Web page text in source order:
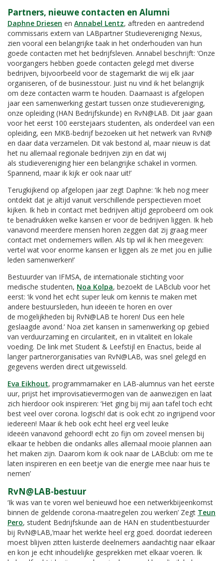
Partners, nieuwe contacten en Alumni
Daphne Driesen en Annabel Lentz, aftreden en aantredend
commissaris extern van LABpartner Studievereniging Nexus,
zien vooral een belangrijke taak in het onderhouden van hun
goede contacten met het bedrijfsleven. Annabel beschrijft: ‘Onze
voorgangers hebben goede contacten gelegd met diverse
bedrijven, bijvoorbeeld voor de stagemarkt die wij elk jaar
organiseren, of de businesstour. Juist nu vind ik het belangrijk
om deze contacten warm te houden. Daarnaast is afgelopen
jaar een samenwerking gestart tussen onze studievereniging,
onze opleiding (HAN Bedrijfskunde) en RvN@LAB. Dit jaar gaan
voor het eerst 100 eerstejaars studenten, als onderdeel van een
opleiding, een MKB-bedrijf bezoeken uit het netwerk van RvN@
en daar data verzamelen. Dit vak bestond al, maar nieuw is dat
het nu allemaal regionale bedrijven zijn en dat wij
als studievereniging hier een belangrijke schakel in vormen.
Spannend, maar ik kijk er ook naar uit!’
Terugkijkend op afgelopen jaar zegt Daphne: ‘Ik heb nog meer
ontdekt dat je altijd vanuit verschillende perspectieven moet
kijken. Ik heb in contact met bedrijven altijd geprobeerd om ook
te benadrukken welke kansen er voor de bedrijven liggen. Ik heb
vanavond meerdere mensen horen zeggen dat zij graag meer
contact met ondernemers willen. Als tip wil ik hen meegeven:
vertel wat voor enorme kansen er liggen als ze met jou en jullie
leden samenwerken!’
Bestuurder van IFMSA, de internationale stichting voor
medische studenten, Noa Kolpa, bezoekt de LABclub voor het
eerst: ‘ik vond het echt super leuk om kennis te maken met
andere bestuursleden, hun ideeën te horen en over
de mogelijkheden bij RvN@LAB te horen! Dus een hele
geslaagde avond.’ Noa ziet kansen in samenwerking op gebied
van verduurzaming en circulariteit, en in vitaliteit en lokale
voeding. De link met Student & Leefstijl en Enactus, beide al
langer partnerorganisaties van RvN@LAB, was snel gelegd en
gegevens werden direct uitgewisseld.
Eva Eikhout, programmamaker en LAB-alumnus van het eerste
uur, prijst het improvisatievermogen van de aanwezigen en laat
zich hierdoor ook inspireren: ‘Het ging bij mij aan tafel toch echt
best veel over corona. logisch! dat is ook echt zo ingrijpend voor
iedereen! Maar ik heb ook echt heel erg veel leuke
ideeën vanavond gehoord! echt zo fijn om zoveel mensen bij
elkaar te hebben die ondanks alles allemaal mooie plannen aan
het maken zijn. Daarom kom ik ook naar de LABclub: om me te
laten inspireren en een beetje van die energie mee naar huis te
nemen’
RvN@LAB-bestuur
‘Ik was van te voren wel benieuwd hoe een netwerkbijeenkomst
binnen de geldende corona-maatregelen zou werken’ Zegt Teun
Pero, student Bedrijfskunde aan de HAN en studentbestuurder
bij RvN@LAB,’maar het werkte heel erg goed. doordat iedereen
moest blijven zitten luisterde deelnemers aandachtig naar elkaar
en kon je echt inhoudelijke gesprekken met elkaar voeren. Ik